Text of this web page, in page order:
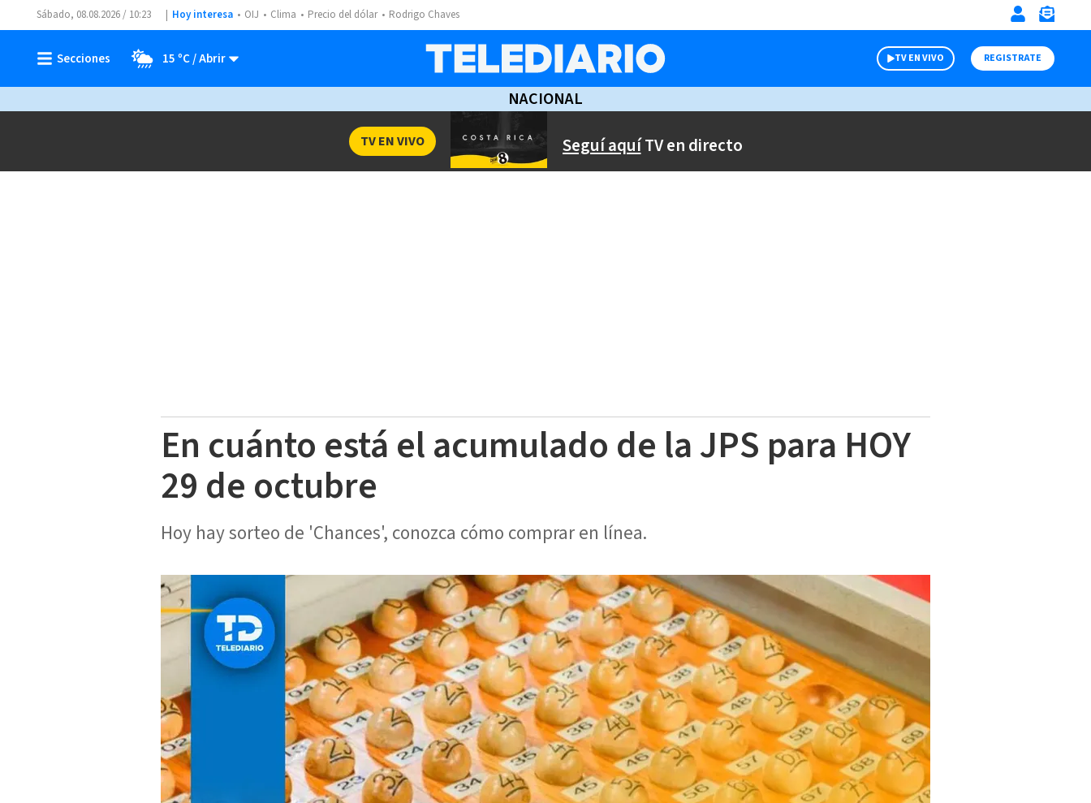
Sábado, 08.08.2026 / 10:23 Hoy interesa OIJ Clima Precio del dólar Rodrigo Chaves
15 ºC TV EN VIVO REGISTRATE
NACIONAL
Seguí aquíTV en directo
TV EN VIVO
En cuánto está el acumulado de la JPS para HOY
29 de octubre
Hoy hay sorteo de 'Chances', conozca cómo comprar en línea.